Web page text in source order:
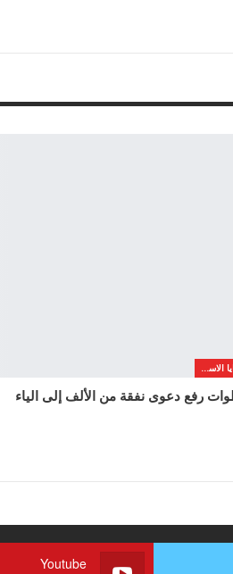
محامي متخصص في قضايا الاسره
رفع دعوى نفقة من الألف إلى الياء
Youtube